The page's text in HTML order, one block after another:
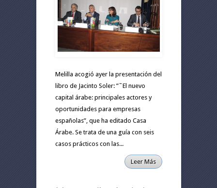
Melilla acogió ayer la presentación del
libro de Jacinto Soler: ”˜El nuevo
capital árabe: principales actores y
oportunidades para empresas
españolas”, que ha editado Casa
Árabe. Se trata de una guía con seis
casos prácticos con las...
Leer Más